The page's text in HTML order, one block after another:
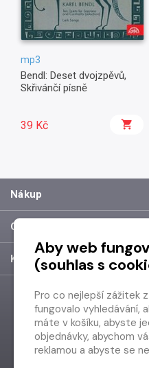
mp3
Bendl: Deset dvojzpěvů,
Skřivánčí písně
39 Kč
Nákup
O společnosti
Kontakt
Aby web
(souhlas s
Pro co nejlepší zážitek
fungovalo vyhledávání,
máte v košíku, abyste
objednávky, abychom
reklamou a abyste se